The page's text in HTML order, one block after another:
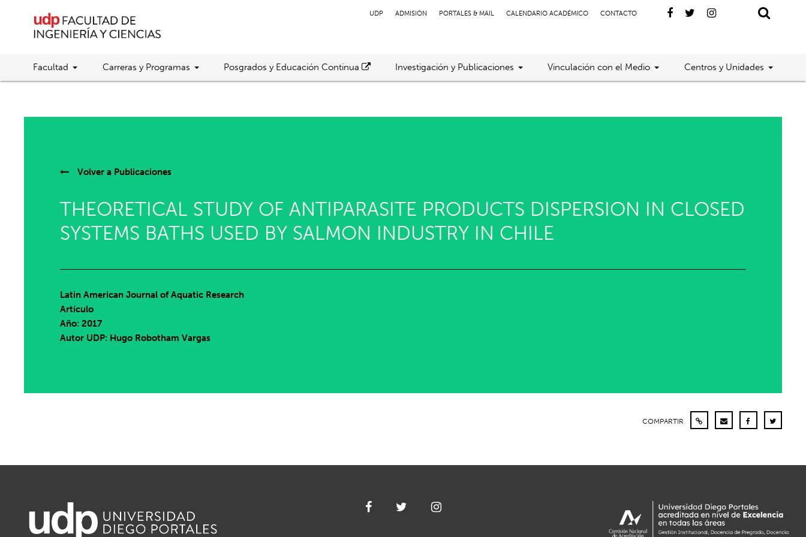
UDP ADMISIÓN PORTALES & MAIL CALENDARIO ACADÉMICO CONTACTO
Facultad Carreras y Programas Posgrados y Educación Continua Investigación y Publicaciones Vinculación con el Medio Centros y Unidades
Volver a Publicaciones
THEORETICAL STUDY OF ANTIPARASITE PRODUCTS DISPERSION IN CLOSED
SYSTEMS BATHS USED BY SALMON INDUSTRY IN CHILE
Latin American Journal of Aquatic Research
Artículo
Año: 2017
Autor UDP: Hugo Robotham Vargas
COMPARTIR